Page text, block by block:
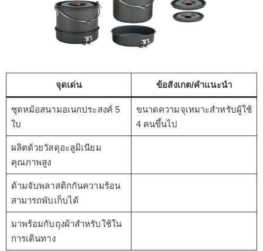
จุดเด่น ข้อสังเกต/คำแนะนำ
ชุดหม้อสนามอเนกประสงค์ 5
ใบ
ขนาดความจุเหมาะสำหรับผู้ใช้
4 คนขึ้นไป
ผลิตด้วยวัสดุอะลูมิเนียม
คุณภาพสูง
ด้ามจับพลาสติกกันความร้อน
สามารถพับเก็บได้
มาพร้อมกับถุงผ้าสำหรับใช้ใน
การเดินทาง